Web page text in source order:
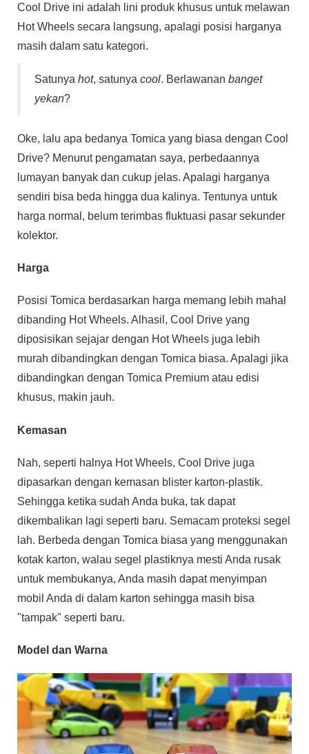
Cool Drive ini adalah lini produk khusus untuk melawan
Hot Wheels secara langsung, apalagi posisi harganya
masih dalam satu kategori.
Satunya hot, satunya cool. Berlawanan banget
yekan?
Oke, lalu apa bedanya Tomica yang biasa dengan Cool
Drive? Menurut pengamatan saya, perbedaannya
lumayan banyak dan cukup jelas. Apalagi harganya
sendiri bisa beda hingga dua kalinya. Tentunya untuk
harga normal, belum terimbas fluktuasi pasar sekunder
kolektor.
Harga
Posisi Tomica berdasarkan harga memang lebih mahal
dibanding Hot Wheels. Alhasil, Cool Drive yang
diposisikan sejajar dengan Hot Wheels juga lebih
murah dibandingkan dengan Tomica biasa. Apalagi jika
dibandingkan dengan Tomica Premium atau edisi
khusus, makin jauh.
Kemasan
Nah, seperti halnya Hot Wheels, Cool Drive juga
dipasarkan dengan kemasan blister karton-plastik.
Sehingga ketika sudah Anda buka, tak dapat
dikembalikan lagi seperti baru. Semacam proteksi segel
lah. Berbeda dengan Tomica biasa yang menggunakan
kotak karton, walau segel plastiknya mesti Anda rusak
untuk membukanya, Anda masih dapat menyimpan
mobil Anda di dalam karton sehingga masih bisa
"tampak" seperti baru.
Model dan Warna